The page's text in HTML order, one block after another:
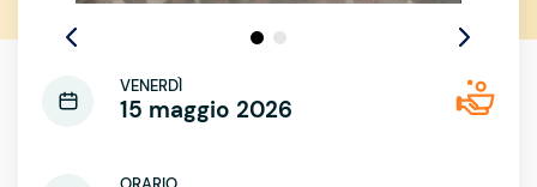
VENERDÌ
15 maggio 2026